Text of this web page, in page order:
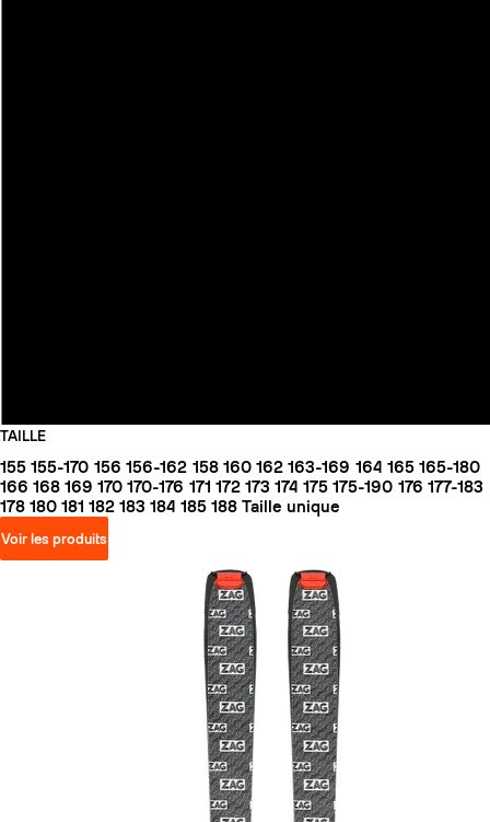
TAILLE
155 155-170 156 156-162 158 160 162 163-169 164 165 165-180
166 168 169 170 170-176 171 172 173 174 175 175-190 176 177-183
178 180 181 182 183 184 185 188 Taille unique
Voir les produits